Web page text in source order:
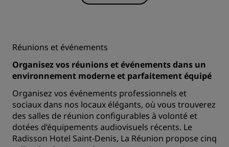
Réunions et événements
Organisez vos réunions et événements dans un
environnement moderne et parfaitement équipé
Organisez vos événements professionnels et
sociaux dans nos locaux élégants, où vous trouverez
des salles de réunion configurables à volonté et
dotées d’équipements audiovisuels récents. Le
Radisson Hotel Saint-Denis, La Réunion propose cinq